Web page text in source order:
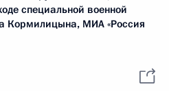
специальной военной
Кормилицына, МИА «Россия